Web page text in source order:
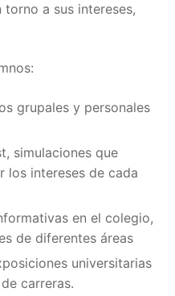
a sus intereses,
grupales y personales
simulaciones que
los intereses de cada
en el colegio,
de diferentes áreas
universitarias
carreras.